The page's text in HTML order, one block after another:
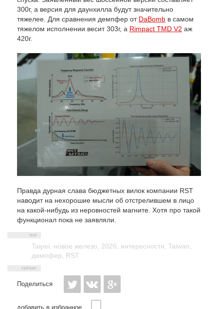
300г, а версия для даунхилла будут значительно
тяжелее. Для сравнения демпфер от DaBomb в самом
тяжелом исполнении весит 303г, а Rimpact TMD V2 аж
420г.
Правда дурная слава бюджетных вилок компании RST
наводит на нехорошие мысли об отстрелившем в лицо
на какой-нибудь из неровностей магните. Хотя про такой
функционал пока не заявляли.
Taipei новое железо 2026 интересности Taiwan
демпфер
RST
Поделиться
добавить в избранное